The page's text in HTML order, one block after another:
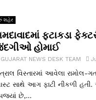
શહેર
ફટાકડા
હોમાઈ
GUJARAT NEWS DESK TEAM
વિસ્તારમાં આવેલા રામોલ-
સાથે આગ ફાટી નીકળી હતી.
છે,...